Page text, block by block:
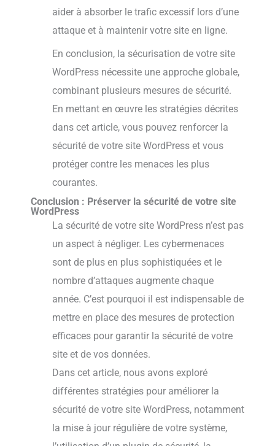
aider à absorber le trafic excessif lors d’une
attaque et à maintenir votre site en ligne.
En conclusion, la sécurisation de votre site
WordPress nécessite une approche globale,
combinant plusieurs mesures de sécurité.
En mettant en œuvre les stratégies décrites
dans cet article, vous pouvez renforcer la
sécurité de votre site WordPress et vous
protéger contre les menaces les plus
courantes.
Conclusion : Préserver la sécurité de votre site
WordPress
La sécurité de votre site WordPress n’est pas
un aspect à négliger. Les cybermenaces
sont de plus en plus sophistiquées et le
nombre d’attaques augmente chaque
année. C’est pourquoi il est indispensable de
mettre en place des mesures de protection
efficaces pour garantir la sécurité de votre
site et de vos données.
Dans cet article, nous avons exploré
différentes stratégies pour améliorer la
sécurité de votre site WordPress, notamment
la mise à jour régulière de votre système,